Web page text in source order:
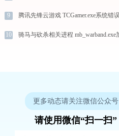
9
10
更多动态请关注微信公众号
请使用微信“扫一扫”